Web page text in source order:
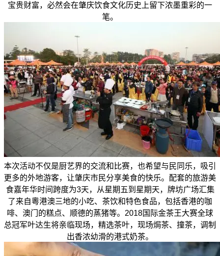
宝贵财富，必然会在肇庆饮食文化历史上留下浓墨重彩的一
笔。
本次活动不仅是厨艺界的交流和比赛，也希望与民同乐，吸引
更多的外地游客，让肇庆市民分享美食的快乐。配套的旅游美
食嘉年华时间跨度为3天，从星期五到星期天，牌坊广场汇集
了来自粵港澳三地的小吃、茶饮和特色食品，包括香港的咖
啡、澳门的糕点、顺德的蒸猪等。2018国际金茶王大赛全球
总冠军叶达生将亲临现场，精选茶叶，现场焗茶、撞茶，调制
出香浓幼滑的港式奶茶。